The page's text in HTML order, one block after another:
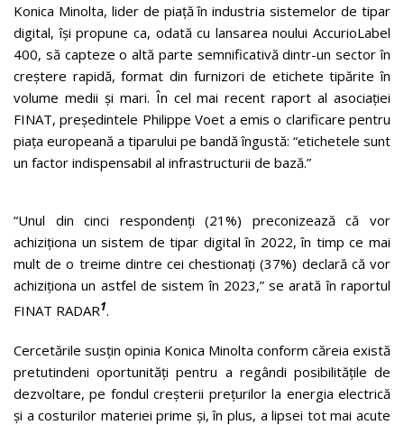
Konica Minolta, lider de piață în industria sistemelor de tipar
digital, își propune ca, odată cu lansarea noului AccurioLabel
400, să capteze o altă parte semnificativă dintr-un sector în
creștere rapidă, format din furnizori de etichete tipărite în
volume medii și mari. În cel mai recent raport al asociației
FINAT, președintele Philippe Voet a emis o clarificare pentru
piața europeană a tiparului pe bandă îngustă: “etichetele sunt
un factor indispensabil al infrastructurii de bază.”
“Unul din cinci respondenți (21%) preconizează că vor
achiziționa un sistem de tipar digital în 2022, în timp ce mai
mult de o treime dintre cei chestionați (37%) declară că vor
achiziționa un astfel de sistem în 2023,” se arată în raportul
FINAT RADAR1.
Cercetările susțin opinia Konica Minolta conform căreia există
pretutindeni oportunități pentru a regândi posibilitățile de
dezvoltare, pe fondul creșterii prețurilor la energia electrică
și a costurilor materiei prime și, în plus, a lipsei tot mai acute